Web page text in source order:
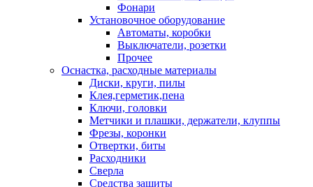
Фонари
Установочное оборудование
Автоматы, коробки
Выключатели, розетки
Прочее
Оснастка, расходные материалы
Диски, круги, пилы
Клея,герметик,пена
Ключи, головки
Метчики и плашки, держатели, клуппы
Фрезы, коронки
Отвертки, биты
Расходники
Сверла
Средства защиты